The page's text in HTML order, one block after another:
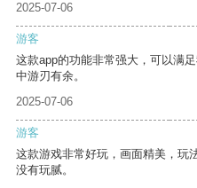
2025-07-06
游客
这款app的功能非常强大，可以满
中游刃有余。
2025-07-06
游客
这款游戏非常好玩，画面精美，玩
没有玩腻。